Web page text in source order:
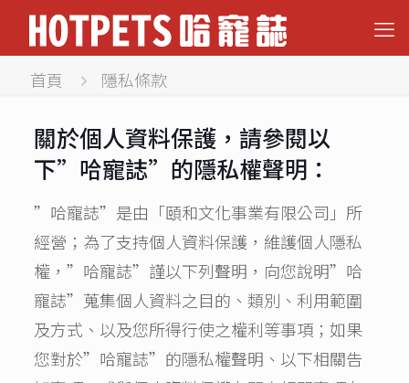
首頁 隱私條款
關於個人資料保護，請參閱以
下”哈寵誌”的隱私權聲明：
”哈寵誌”是由「頤和文化事業有限公司」所
經營；為了支持個人資料保護，維護個人隱私
權，”哈寵誌”謹以下列聲明，向您說明”哈
寵誌”蒐集個人資料之目的、類別、利用範圍
及方式、以及您所得行使之權利等事項；如果
您對於”哈寵誌”的隱私權聲明、以下相關告